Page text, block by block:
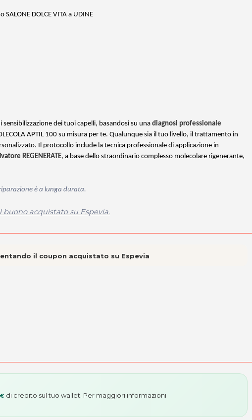
SALONE DOLCE VITA a UDINE
dei tuoi capelli, basandosi su unadiagnosi professionale
APTIL 100 su misura per te. Qualunque sia il tuo livello, il trattamento in
Il protocollo include la tecnica professionale di applicazione in
REGENERATE, a base dello straordinario complesso molecolare rigenerante,
è a lunga durata.
acquistato su Espevia.
il coupon acquistato su Espevia
di credito sul tuo wallet. Per maggiori informazioni